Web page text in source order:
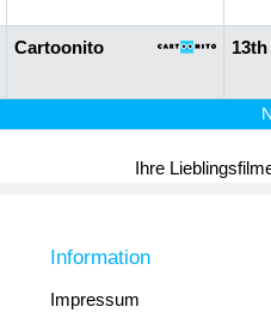
Cartoonito
Ihre
Information
Impressum